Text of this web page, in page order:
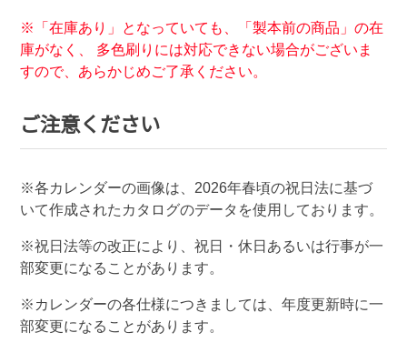
※「在庫あり」となっていても、「製本前の商品」の在
庫がなく、 多色刷りには対応できない場合がございま
すので、あらかじめご了承ください。
ご注意ください
※各カレンダーの画像は、 2026年春頃の祝日法に基づ
いて作成されたカタログのデータを使用しております。
※祝日法等の改正により、祝日・休日あるいは行事が一
部変更になることがあります。
※カレンダーの各仕様につきましては、年度更新時に一
部変更になることがあります。